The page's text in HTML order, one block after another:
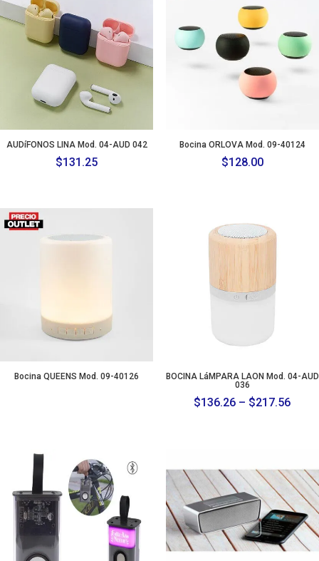
AUDíFONOS LINA Mod. 04-AUD 042
$131.25
Bocina ORLOVA Mod. 09-40124
$128.00
Bocina QUEENS Mod. 09-40126
BOCINA LáMPARA LAON Mod. 04-AUD
036
$136.26 – $217.56Price